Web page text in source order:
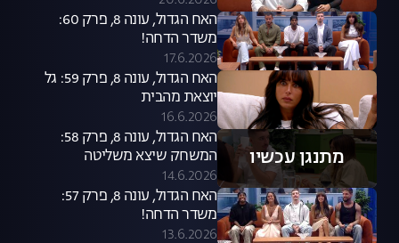
האח הגדול, עונה 8, פרק 60:
משדר הדחה!
17.6.2026
האח הגדול, עונה 8, פרק 59: גל
יוצאת מהבית
16.6.2026
מתנגן עכשיו
האח הגדול, עונה 8, פרק 58:
המשחק שיצא משליטה
14.6.2026
האח הגדול, עונה 8, פרק 57:
משדר הדחה!
13.6.2026